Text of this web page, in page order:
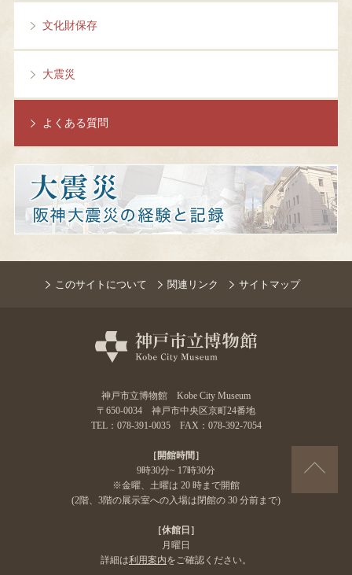
文化財保存
大震災
よくある質問
このサイトについて 関連リンク サイトマップ
神戸市立博物館 Kobe City Museum
〒650-0034 神戸市中央区京町24番地
TEL：078-391-0035 FAX：078-392-7054
［開館時間］
9時30分~ 17時30分
※金曜、土曜は 20 時まで開館
(2階、3階の展示室への入場は閉館の 30 分前まで)
［休館日］
月曜日
詳細は利用案内をご確認ください。